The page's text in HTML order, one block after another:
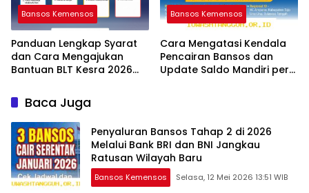
Bansos Kemensos
Panduan Lengkap Syarat
dan Cara Mengajukan
Bantuan BLT Kesra 2026
Bansos Kemensos
Cara Mengatasi Kendala
Pencairan Bansos dan
Update Saldo Mandiri per
Baca Juga
Penyaluran Bansos Tahap 2 di 2026
Melalui Bank BRI dan BNI Jangkau
Ratusan Wilayah Baru
Bansos Kemensos Selasa, 12 Mei 2026 13:51 WIB